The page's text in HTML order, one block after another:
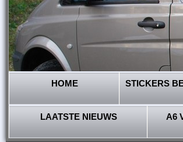
HOME STICKERS
LAATSTE NIEUWS A6